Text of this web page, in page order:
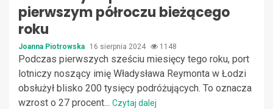
pierwszym półroczu bieżącego
roku
Joanna Piotrowska 16 sierpnia 2024 1148
Podczas pierwszych sześciu miesięcy tego roku, port
lotniczy noszący imię Władysława Reymonta w Łodzi
obsłużył blisko 200 tysięcy podróżujących. To oznacza
wzrost o 27 procent... Czytaj dalej